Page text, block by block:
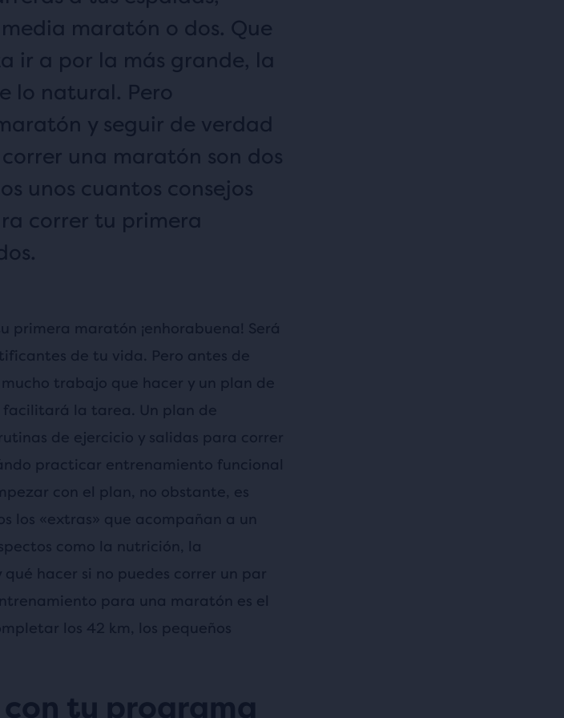
maratón o dos. Que
ir a por la más grande, la
lo natural. Pero
y seguir de verdad
una maratón son dos
unos cuantos consejos
correr tu primera
primera maratón ¡enhorabuena! Será
de tu vida. Pero antes de
trabajo que hacer y un plan de
la tarea. Un plan de
de ejercicio y salidas para correr
practicar entrenamiento funcional
con el plan, no obstante, es
los «extras» que acompañan a un
como la nutrición, la
hacer si no puedes correr un par
para una maratón es el
los 42 km, los pequeños
tu programa